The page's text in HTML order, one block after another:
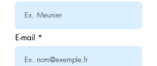
E-mail